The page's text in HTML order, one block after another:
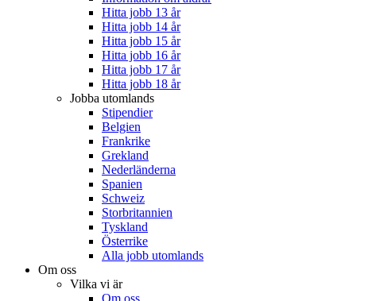
Hitta jobb 13 år
Hitta jobb 14 år
Hitta jobb 15 år
Hitta jobb 16 år
Hitta jobb 17 år
Hitta jobb 18 år
Jobba utomlands
Stipendier
Belgien
Frankrike
Grekland
Nederländerna
Spanien
Schweiz
Storbritannien
Tyskland
Österrike
Alla jobb utomlands
Om oss
Vilka vi är
Om oss